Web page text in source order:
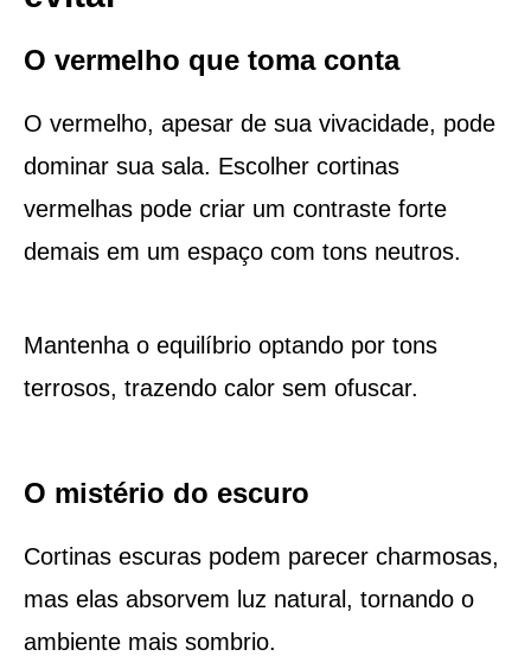
O vermelho que toma conta
O vermelho, apesar de sua vivacidade, pode
dominar sua sala. Escolher cortinas
vermelhas pode criar um contraste forte
demais em um espaço com tons neutros.
Mantenha o equilíbrio optando por tons
terrosos, trazendo calor sem ofuscar.
O mistério do escuro
Cortinas escuras podem parecer charmosas,
mas elas absorvem luz natural, tornando o
ambiente mais sombrio.